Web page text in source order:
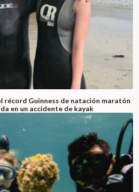
récord Guinness de natación maratón
en un accidente de kayak